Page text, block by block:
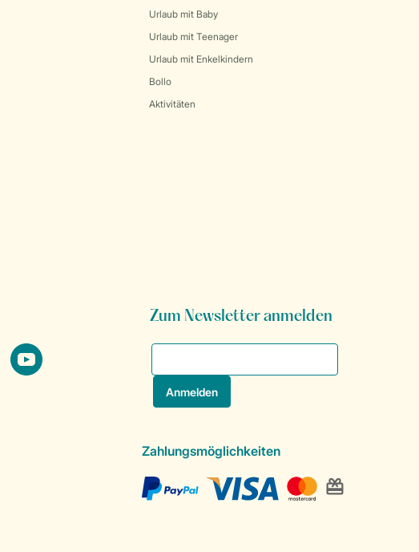
Urlaub mit Baby
Urlaub mit Teenager
Urlaub mit Enkelkindern
Bollo
Aktivitäten
youtube
Zum Newsletter anmelden
Zahlungsmöglichkeiten